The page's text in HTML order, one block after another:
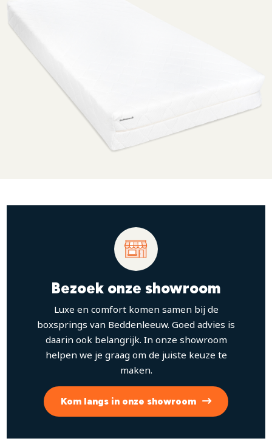
Bezoek onze showroom
Luxe en comfort komen samen bij de
boxsprings van Beddenleeuw. Goed advies is
daarin ook belangrijk. In onze showroom
helpen we je graag om de juiste keuze te
maken.
Kom langs in onze showroom